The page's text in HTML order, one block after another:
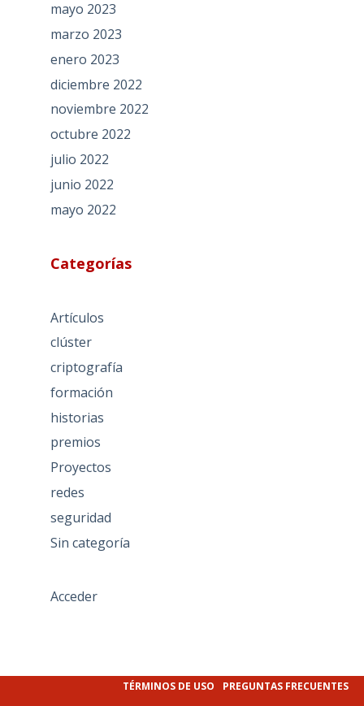
mayo 2023
marzo 2023
enero 2023
diciembre 2022
noviembre 2022
octubre 2022
julio 2022
junio 2022
mayo 2022
Categorías
Artículos
clúster
criptografía
formación
historias
premios
Proyectos
redes
seguridad
Sin categoría
Acceder
TÉRMINOS DE USO PREGUNTAS FRECUENTES